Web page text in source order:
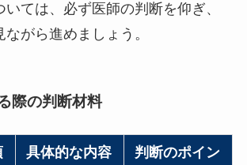
ては、必ず医師の判断を仰ぎ、
がら進めましょう。
際の判断材料
具体的な内容
判断のポイン